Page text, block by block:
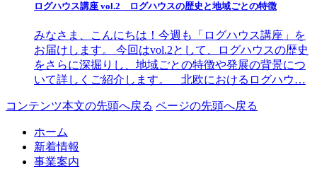
ログハウス講座 vol.2 ログハウスの歴史と地域ごとの特徴
みなさま、こんにちは！今週も「ログハウス講座」を
お届けします。 今回はvol.2として、ログハウスの歴史
をさらに深掘りし、地域ごとの特徴や発展の背景につ
いて詳しくご紹介します。 北欧におけるログハウ…
コンテンツ本文の先頭へ戻る ページの先頭へ戻る
ホーム
新着情報
事業案内